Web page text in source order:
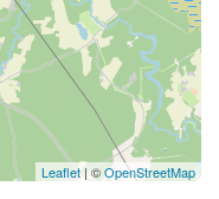
Leaflet | ©OpenStreetMap